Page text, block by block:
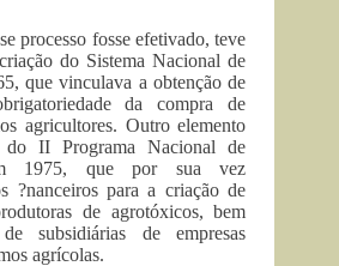
processo fosse efetivado, teve
do Sistema Nacional de
que vinculava a obtenção de
da compra de
agricultores. Outro elemento
II Programa Nacional de
1975, que por sua vez
?nanceiros para a criação de
de agrotóxicos, bem
subsidiárias de empresas
agrícolas.